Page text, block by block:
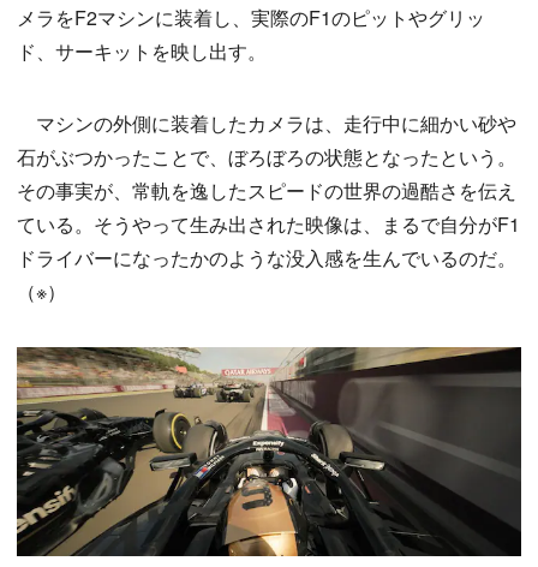
メラをF2マシンに装着し、実際のF1のピットやグリッ
ド、サーキットを映し出す。
マシンの外側に装着したカメラは、走行中に細かい砂や
石がぶつかったことで、ぼろぼろの状態となったという。
その事実が、常軌を逸したスピードの世界の過酷さを伝え
ている。そうやって生み出された映像は、まるで自分がF1
ドライバーになったかのような没入感を生んでいるのだ。
（※）